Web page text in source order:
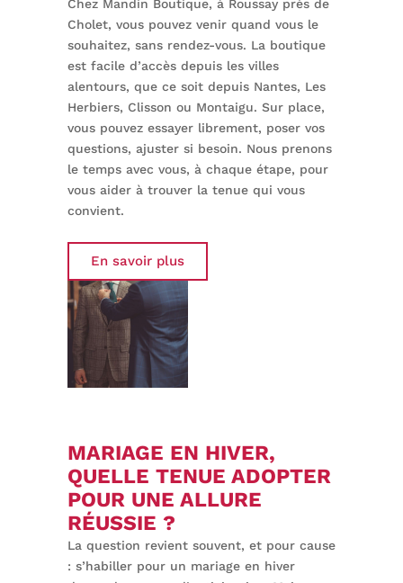
Chez Mandin Boutique, à Roussay près de
Cholet, vous pouvez venir quand vous le
souhaitez, sans rendez-vous. La boutique
est facile d’accès depuis les villes
alentours, que ce soit depuis Nantes, Les
Herbiers, Clisson ou Montaigu. Sur place,
vous pouvez essayer librement, poser vos
questions, ajuster si besoin. Nous prenons
le temps avec vous, à chaque étape, pour
vous aider à trouver la tenue qui vous
convient.
En savoir plus
MARIAGE EN HIVER,
QUELLE TENUE ADOPTER
POUR UNE ALLURE
RÉUSSIE ?
La question revient souvent, et pour cause
: s’habiller pour un mariage en hiver